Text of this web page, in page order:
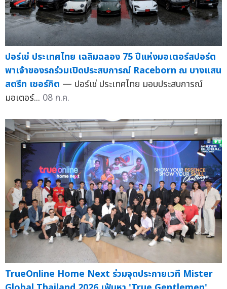
ปอร์เช่ ประเทศไทย เฉลิมฉลอง 75 ปีแห่งมอเตอร์สปอร์ต
พาเจ้าของรถร่วมเปิดประสบการณ์ Raceborn ณ บางแสน
สตรีท เซอร์กิต — ปอร์เช่ ประเทศไทย มอบประสบการณ์
มอเตอร์... 08 ก.ค.
TrueOnline Home Next ร่วมจุดประกายเวที Mister